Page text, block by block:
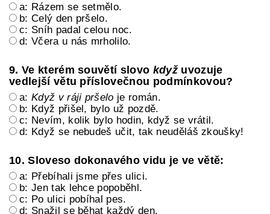
a: Rázem se setmělo.
b: Celý den pršelo.
c: Sníh padal celou noc.
d: Včera u nás mrholilo.
9. Ve kterém souvětí slovo kdyžuvozuje
vedlejší větu příslovečnou podmínkovou?
a: Když v ráji pršelo je román.
b: Když přišel, bylo už pozdě.
c: Nevím, kolik bylo hodin, když se vrátil.
d: Když se nebudeš učit, tak neuděláš zkoušky!
10. Sloveso dokonavého vidu je ve větě:
a: Přebíhali jsme přes ulici.
b: Jen tak lehce popoběhl.
c: Po ulici pobíhal pes.
d: Snažil se běhat každý den.